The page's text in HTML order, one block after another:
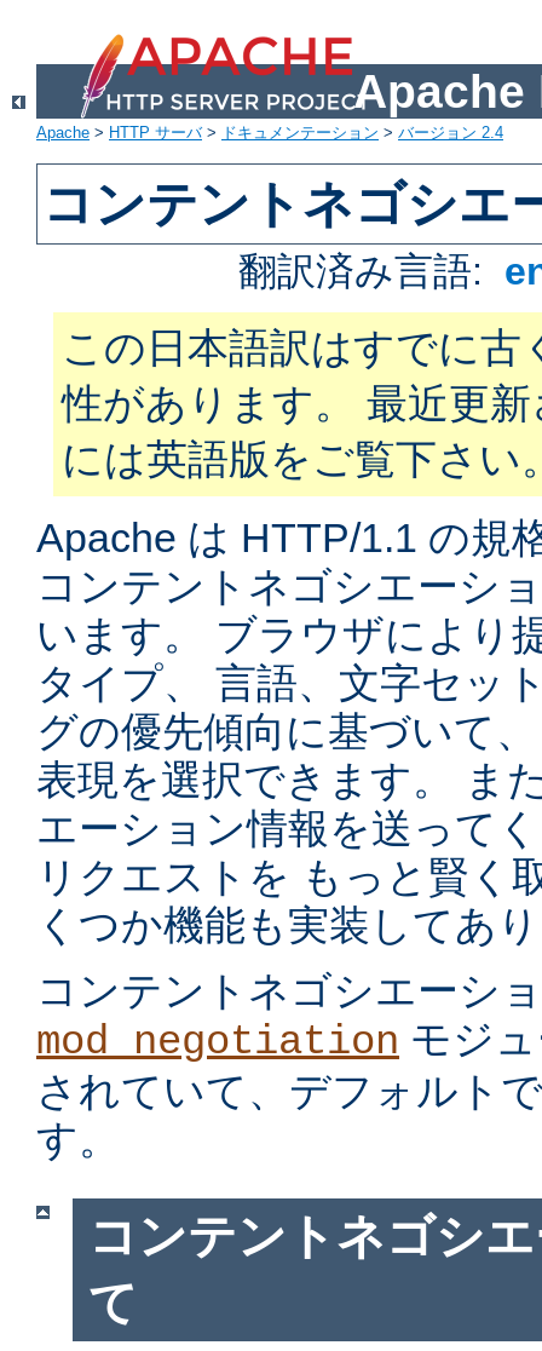
Apache
Apache > HTTP サーバ> ドキュメンテーション > バージョン 2.4
コンテントネゴシエ
翻訳済み言語:
この日本語訳はすでに古
性があります。 最近更
には英語版をご覧下さい
Apache は HTTP/1.1 の規
コンテントネゴシエーシ
います。 ブラウザにより
タイプ、 言語、文字セッ
グの優先傾向に基づいて
表現を選択できます。 ま
エーション情報を送って
リクエストを もっと賢く
くつか機能も実装してあ
コンテントネゴシエーシ
mod_negotiation モジ
されていて、デフォルト
す。
コンテントネゴシ
て